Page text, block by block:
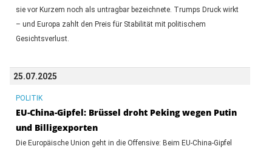
sie vor Kurzem noch als untragbar bezeichnete. Trumps Druck wirkt
– und Europa zahlt den Preis für Stabilität mit politischem
Gesichtsverlust.
25.07.2025
POLITIK
EU-China-Gipfel: Brüssel droht Peking wegen Putin
und Billigexporten
Die Europäische Union geht in die Offensive: Beim EU-China-Gipfel